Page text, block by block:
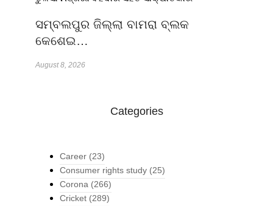
ସମ୍ବଲପୁର ଜିଲ୍ଲା ବାମରା ବ୍ଲକ
କେଶେଇ…
August 8, 2026
Categories
Career (23)
Consumer rights study (25)
Corona (266)
Cricket (289)